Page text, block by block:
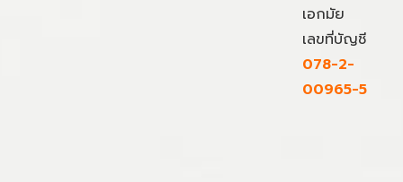
เอกมัย
เลขที่บัญชี
078-2-
00965-5